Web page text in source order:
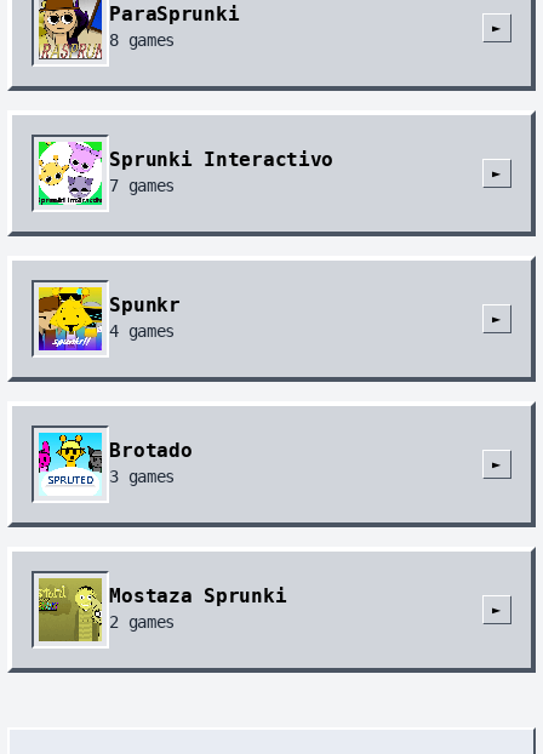
ParaSprunki
8 games
►
Sprunki Interactivo
7 games
►
Spunkr
4 games
►
Brotado
3 games
►
Mostaza Sprunki
2 games
►